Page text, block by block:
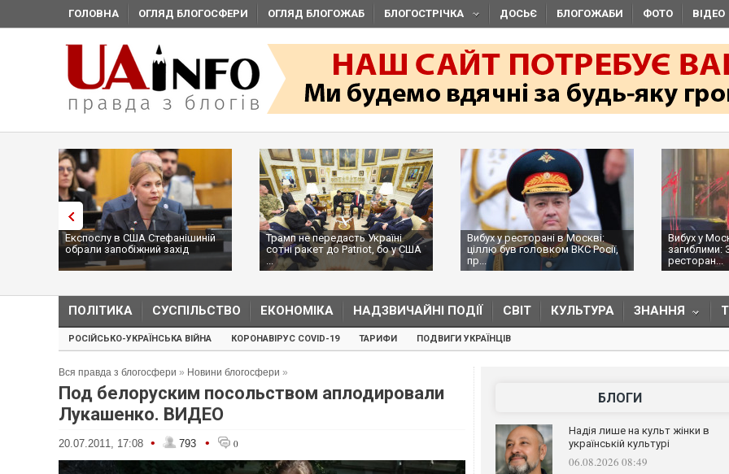
ГОЛОВНА ОГЛЯД БЛОГОСФЕРИ ОГЛЯД БЛОГОЖАБ БЛОГОСТРІЧКА ДОСЬЄ БЛОГОЖАБИ ФОТО ВІДЕО
Експослу в США Стефанішиній
обрали запобіжний захід
Трамп не передасть Україні
сотні ракет до Patriot, бо у США
...
Вибух у ресторані в Москві:
ціллю був головком ВКС Росії,
пр...
Вибух у
загиблими:
ресторан...
ПОЛІТИКА СУСПІЛЬСТВО ЕКОНОМІКА НАДЗВИЧАЙНІ ПОДІЇ СВІТ КУЛЬТУРА ЗНАННЯ
РОСІЙСЬКО-УКРАЇНСЬКА ВІЙНА КОРОНАВІРУС COVID-19 ТАРИФИ ПОДВИГИ УКРАЇНЦІВ
Вся правда з блогосфери » Новини блогосфери »
Под белоруским посольством аплодировали
Лукашенко. ВИДЕО
20.07.2011, 17:08 • 793 • 0
БЛОГИ
Надія лише на культ жінки в
українській культурі
06.08.2026 08:49